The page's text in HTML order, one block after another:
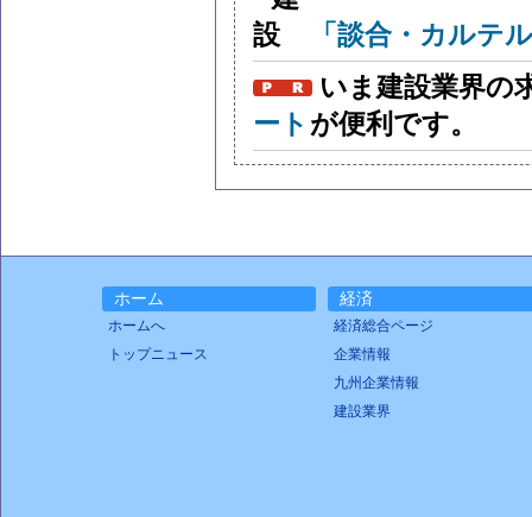
「談合・カルテ
いま建設業界の
ート が便利です。
ホーム
ホームへ
トップニュース
経済
経済総合ページ
企業情報
九州企業情報
建設業界